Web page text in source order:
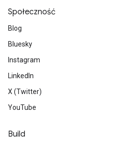
Społeczność
Blog
Bluesky
Instagram
LinkedIn
X (Twitter)
YouTube
Build